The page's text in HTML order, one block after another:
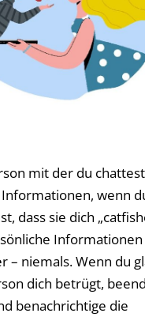
mit der du
wenn
dass sie dich
– niemals. Wenn du
dich betrügt,
benachrichtige die